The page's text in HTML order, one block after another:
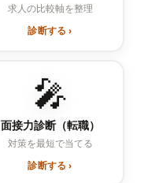
求人の比較軸を整理
診断する ›
🎤
面接力診断（転職）
対策を最短で当てる
診断する ›